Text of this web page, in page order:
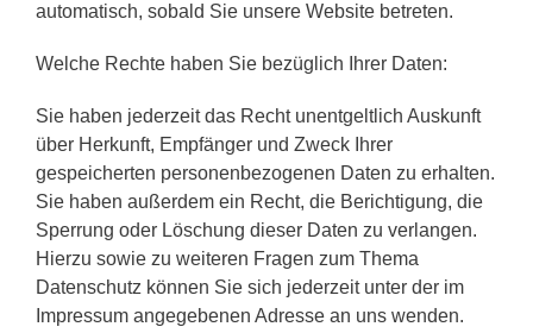
automatisch, sobald Sie unsere Website betreten.
Welche Rechte haben Sie bezüglich Ihrer Daten:
Sie haben jederzeit das Recht unentgeltlich Auskunft
über Herkunft, Empfänger und Zweck Ihrer
gespeicherten personenbezogenen Daten zu erhalten.
Sie haben außerdem ein Recht, die Berichtigung, die
Sperrung oder Löschung dieser Daten zu verlangen.
Hierzu sowie zu weiteren Fragen zum Thema
Datenschutz können Sie sich jederzeit unter der im
Impressum angegebenen Adresse an uns wenden.